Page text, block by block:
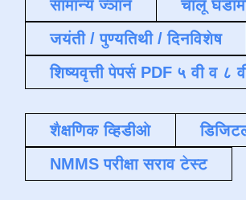
सामान्य ज्ञान
चालू
जयंती / पुण्यतिथी / दिनविशेष
शिष्यवृत्ती पेपर्स PDF ५ वी व ८
शैक्षणिक व्हिडीओ
NMMS परीक्षा सराव टेस्ट